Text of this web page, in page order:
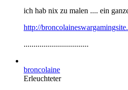
ich hab nix zu malen .... ein
http://
.................................
broncolaine
Erleuchteter